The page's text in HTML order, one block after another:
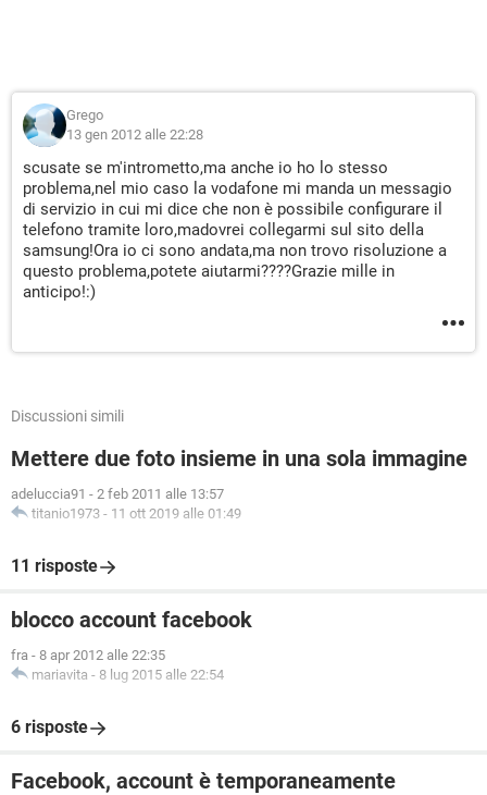
Grego
13 gen 2012 alle 22:28
scusate se m'intrometto,ma anche io ho lo stesso
problema,nel mio caso la vodafone mi manda un messagio
di servizio in cui mi dice che non è possibile configurare il
telefono tramite loro,madovrei collegarmi sul sito della
samsung!Ora io ci sono andata,ma non trovo risoluzione a
questo problema,potete aiutarmi????Grazie mille in
anticipo!:)
Discussioni simili
Mettere due foto insieme in una sola immagine
adeluccia91 - 2 feb 2011 alle 13:57
titanio1973 - 11 ott 2019 alle 01:49
11 risposte
blocco account facebook
fra - 8 apr 2012 alle 22:35
mariavita - 8 lug 2015 alle 22:54
6 risposte
Facebook, account è temporaneamente